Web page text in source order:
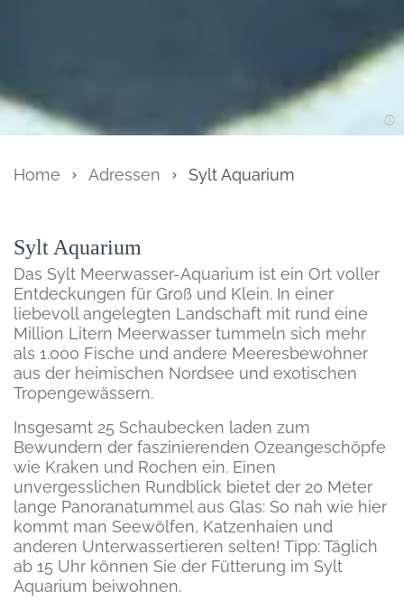
Home Adressen Sylt Aquarium
Inhalt
Sylt Aquarium
Das Sylt Meerwasser-Aquarium ist ein Ort voller
Entdeckungen für Groß und Klein. In einer
liebevoll angelegten Landschaft mit rund eine
Million Litern Meerwasser tummeln sich mehr
als 1.000 Fische und andere Meeresbewohner
aus der heimischen Nordsee und exotischen
Tropengewässern.
Insgesamt 25 Schaubecken laden zum
Bewundern der faszinierenden Ozeangeschöpfe
wie Kraken und Rochen ein. Einen
unvergesslichen Rundblick bietet der 20 Meter
lange Panoranatummel aus Glas: So nah wie hier
kommt man Seewölfen, Katzenhaien und
anderen Unterwassertieren selten! Tipp: Täglich
ab 15 Uhr können Sie der Fütterung im Sylt
Aquarium beiwohnen.